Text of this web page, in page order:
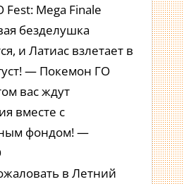
Fest: Mega Finale
безделушка
и Латиас взлетает в
— Покемон ГО
вас ждут
вместе с
фондом! —
в Летний